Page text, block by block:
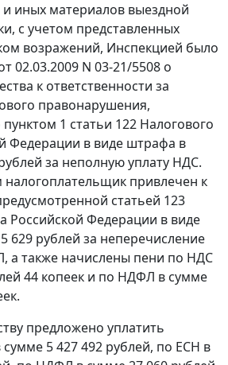
иных материалов выездной
с учетом представленных
возражений, Инспекцией было
02.03.2009 N 03-21/5508 о
к ответственности за
правонарушения,
пунктом 1 статьи 122 Налогового
Федерации в виде штрафа в
за неполную уплату НДС.
привлечен к
статьей 123
Российской Федерации в виде
629 рублей за неперечисление
а также начислены пени по НДС
44 копеек и по НДФЛ в сумме
предложено уплатить
5 427 492 рублей, по ЕСН в